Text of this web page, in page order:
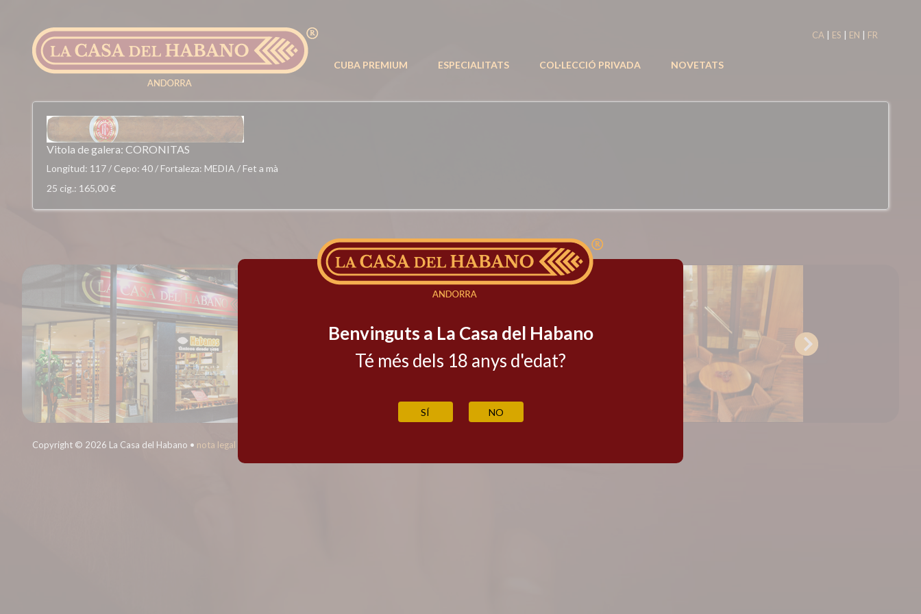
Benvinguts a La Casa del Habano
Té més dels 18 anys d'edat?
SÍ NO
CA | ES | EN | FR
CUBA PREMIUM ESPECIALITATS COL·LECCIÓ PRIVADA NOVETATS
Vitola de galera: CORONITAS
Longitud: 117 / Cepo: 40 / Fortaleza: MEDIA / Fet a mà
25 cig.: 165,00 €
LA CASA DEL HABANO
Principat d'Andorra
Tel. +(376) 869 255
casahabano@francport.ad
Copyright © 2026 La Casa del Habano • nota legal